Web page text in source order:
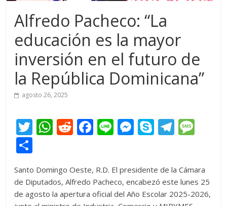
Alfredo Pacheco: “La
educación es la mayor
inversión en el futuro de
la República Dominicana”
agosto 26, 2025
T
er
W
s
A
R
di
t
F
b
o
Li M
e
n
S
p
e
T
gr
a
a
g
m
p
Santo Domingo Oeste, R.D. El presidente de la Cámara
de Diputados, Alfredo Pacheco, encabezó este lunes 25
de agosto la apertura oficial del Año Escolar 2025-2026,